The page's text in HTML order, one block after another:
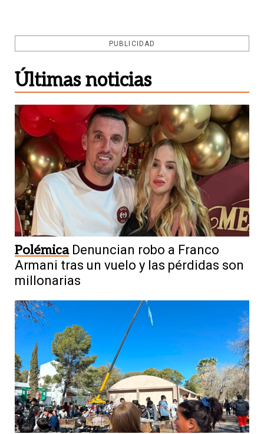
PUBLICIDAD
Últimas noticias
Polémica Denuncian robo a Franco
Armani tras un vuelo y las pérdidas son
millonarias